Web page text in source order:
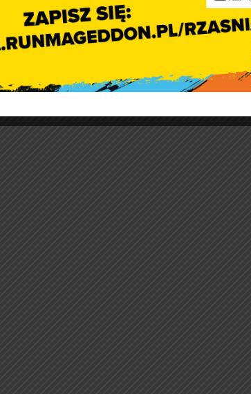
Aktywny Rodzic – nowe
świadczenia dla rodzin